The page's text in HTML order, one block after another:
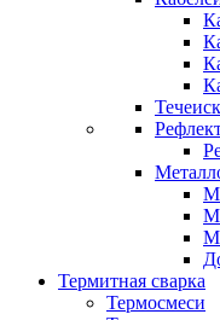
Термитная сварка
Термосмеси